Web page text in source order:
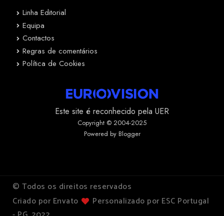
Linha Editorial
Equipa
Contactos
Regras de comentários
Política de Cookies
Este site é reconhecido pela UER
Copyright © 2004-2025
Powered by Blogger
© Todos os direitos reservados
Criado por Envato
Personalizado por ESC Portugal